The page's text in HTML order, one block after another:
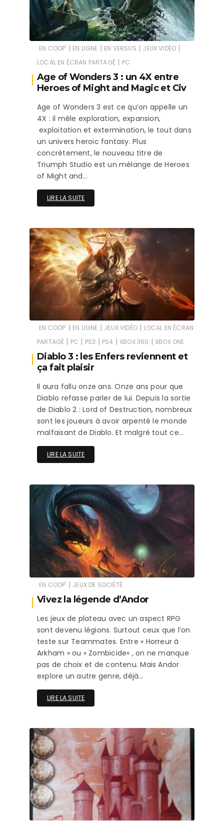
EN COOP' | EN LIGNE | EN VERSUS | JEUX VIDÉO |
LOCAL EN ÉCRAN PARTAGÉ | PC
Age of Wonders 3 : un 4X entre
Heroes of Might and Magic et Civ
Age of Wonders 3 est ce qu’on appelle un
4X : il mêle exploration, expansion,
exploitation et extermination, le tout dans
un univers heroic fantasy. Plus
concrètement, le nouveau titre de
Triumph Studio est un mélange de Heroes
of Might and…
LIRE LA SUITE
EN COOP' | EN LIGNE | JEUX VIDÉO | LOCAL EN ÉCRAN
PARTAGÉ | PC | PS3 | PS4 | XBOX 360 | XBOX ONE
Diablo 3 : les Enfers reviennent et
ça fait plaisir
Il aura fallu onze ans. Onze ans pour que
Diablo refasse parler de lui. Depuis la sortie
de Diablo 2 : Lord of Destruction, nombreux
sont les joueurs à avoir arpenté le monde
malfaisant de Diablo. Et malgré tout ce…
LIRE LA SUITE
EN COOP' | JEUX DE SOCIÉTÉ
Vivez la légende d’Andor
Les jeux de plateau avec un aspect RPG
sont devenu légions. Surtout ceux que l’on
teste sur Teammates. Entre « Horreur à
Arkham » ou « Zombicide« , on ne manque
pas de choix et de contenu. Mais Andor
explore un autre genre, déjà…
LIRE LA SUITE